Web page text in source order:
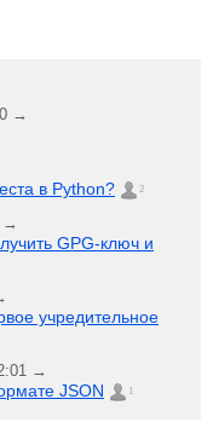
→
в Python? 2
→
GPG-ключ и
учредительное
→
JSON 1